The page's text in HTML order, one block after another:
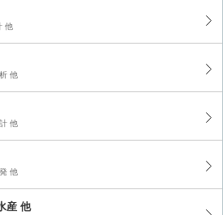
他
他
他
他
産 他